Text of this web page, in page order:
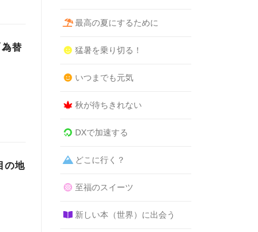
替
の地
最高の夏にするために
猛暑を乗り切る！
いつまでも元気
秋が待ちきれない
DXで加速する
どこに行く？
至福のスイーツ
新しい本（世界）に出会う